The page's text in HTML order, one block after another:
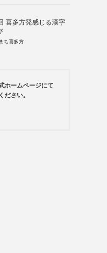
喜多方発感じる漢字
ち喜多方
ホームページにて
ださい。